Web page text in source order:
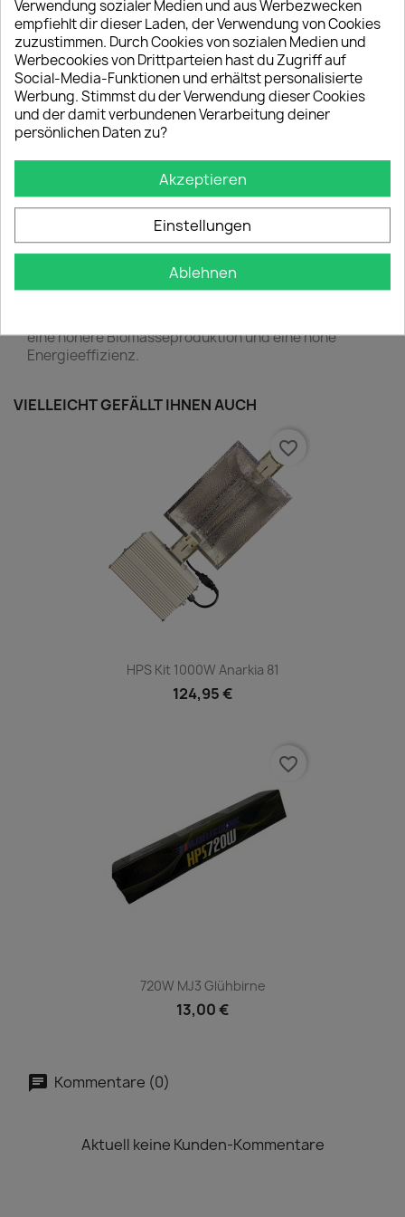
Beschreibung Artikeldetails
Die 1000-W-MJ3-Doppelendbirne leuchtet hell und
fördert das vegetative Wachstum und die Blüte der
Chlorophyll an, was ideale Bedingungen für ein
gesundes und kräftiges Wachstum der Pflanzen
schafft.
Seine lange Lebensdauer und Energieeffizienz
machen es zu einer praktikablen und wirtschaftlichen
eine höhere Biomasseproduktion und eine hohe
Energieeffizienz.
VIELLEICHT GEFÄLLT IHNEN AUCH
HPS Kit 1000W Anarkia 81
124,95 €
favorite_border
720W MJ3 Glühbirne
13,00 €
favorite_border
Kommentare (0)
Aktuell keine Kunden-Kommentare
Verwendung sozialer Medien und aus Werbezwecken
empfiehlt dir dieser Laden, der Verwendung von Cookies
zuzustimmen. Durch Cookies von sozialen Medien und
Werbecookies von Drittparteien hast du Zugriff auf
Social-Media-Funktionen und erhältst personalisierte
Werbung. Stimmst du der Verwendung dieser Cookies
und der damit verbundenen Verarbeitung deiner
persönlichen Daten zu?
Akzeptieren
Einstellungen
Ablehnen